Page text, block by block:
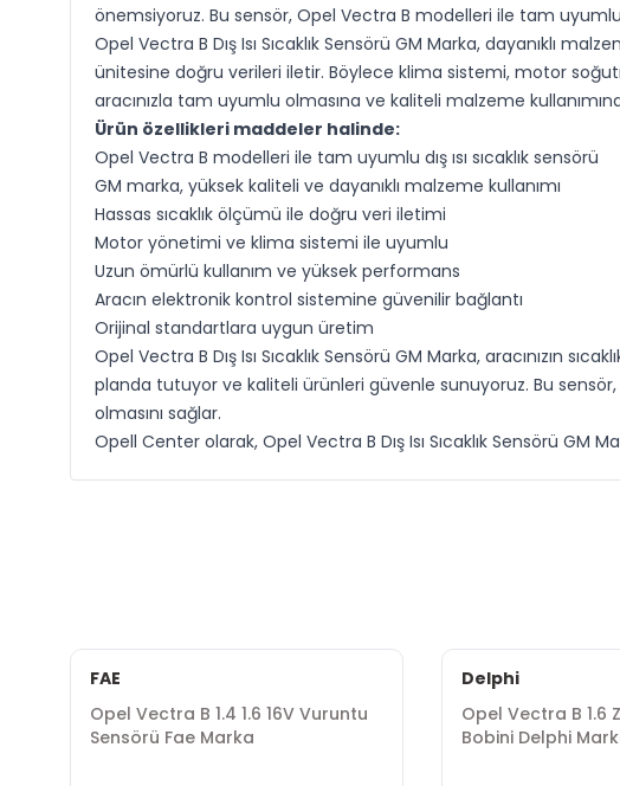
önemsiyoruz. Bu sensör, Opel Vectra B modelleri ile tam
Opel Vectra B Dış Isı Sıcaklık Sensörü GM Marka, dayanıklı
ünitesine doğru verileri iletir. Böylece klima sistemi, motor
aracınızla tam uyumlu olmasına ve kaliteli malzeme
Ürün özellikleri maddeler halinde:
Opel Vectra B modelleri ile tam uyumlu dış ısı sıcaklık sensörü
GM marka, yüksek kaliteli ve dayanıklı malzeme kullanımı
Hassas sıcaklık ölçümü ile doğru veri iletimi
Motor yönetimi ve klima sistemi ile uyumlu
Uzun ömürlü kullanım ve yüksek performans
Aracın elektronik kontrol sistemine güvenilir bağlantı
Orijinal standartlara uygun üretim
Opel Vectra B Dış Isı Sıcaklık Sensörü GM Marka, aracınızın
planda tutuyor ve kaliteli ürünleri güvenle sunuyoruz. Bu
olmasını sağlar.
Opell Center olarak, Opel Vectra B Dış Isı Sıcaklık Sensörü GM
FAE
Opel Vectra B 1.4 1.6 16V Vuruntu
Sensörü Fae Marka
Delphi
Opel Vectra B 1.6
Bobini Delphi